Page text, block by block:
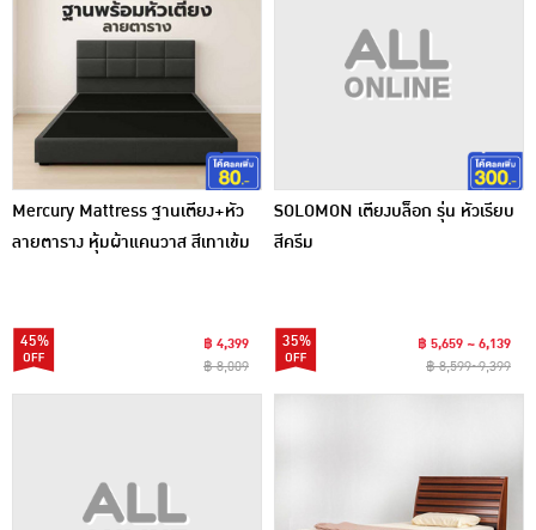
Mercury Mattress ฐานเตียง+หัว
ลายตาราง หุ้มผ้าแคนวาส สีเทาเข้ม
45%
฿ 4,399
฿ 8,009
SOLOMON เตียงบล็อก รุ่น หัวเรียบ
สีครีม
35%
฿ 5,659 ~ 6,139
฿ 8,599~9,399